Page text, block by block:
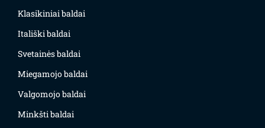
Klasikiniai baldai
Itališki baldai
Svetainės baldai
Miegamojo baldai
Valgomojo baldai
Minkšti baldai